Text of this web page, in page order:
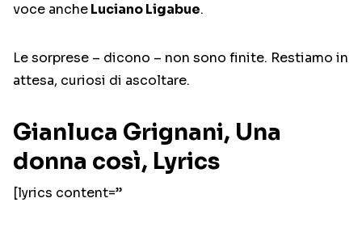
voce ancheLuciano Ligabue.
Le sorprese – dicono – non sono finite. Restiamo in
attesa, curiosi di ascoltare.
Gianluca Grignani, Una
donna così, Lyrics
[lyrics content=”